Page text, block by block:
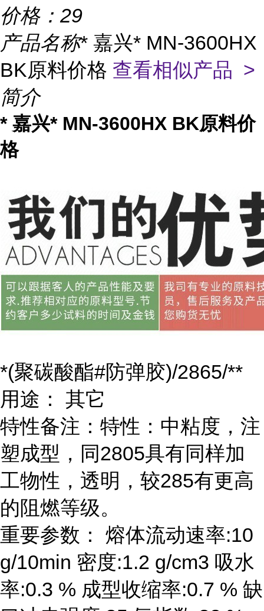
价格： 29
产品名称* 嘉兴* MN-3600HX
BK原料价格 查看相似产品 >
简介
* 嘉兴* MN-3600HX BK原料价
格
*(聚碳酸酯#防弹胶)/2865/**
用途： 其它
特性备注：特性：中粘度，注
塑成型，同2805具有同样加
工物性，透明，较285有更高
的阻燃等级。
重要参数： 熔体流动速率:10
g/10min 密度:1.2 g/cm3 吸水
率:0.3 % 成型收缩率:0.7 % 缺